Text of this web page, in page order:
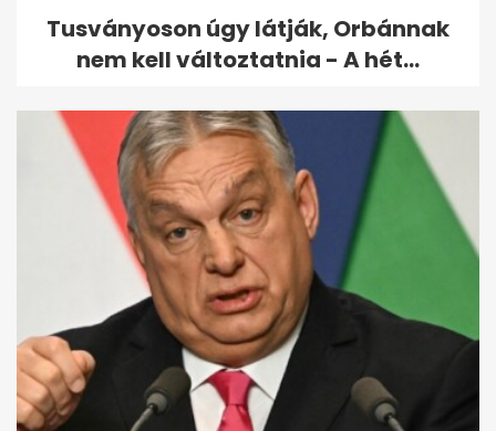
Tusványoson úgy látják, Orbánnak
nem kell változtatnia - A hét...